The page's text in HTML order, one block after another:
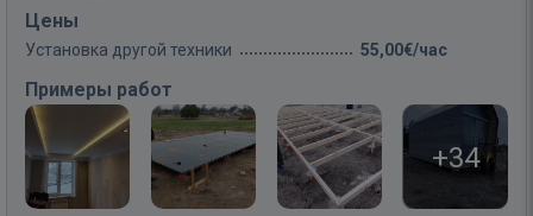
Цены
Установка другой техники 55,00€/час
Примеры работ
+34